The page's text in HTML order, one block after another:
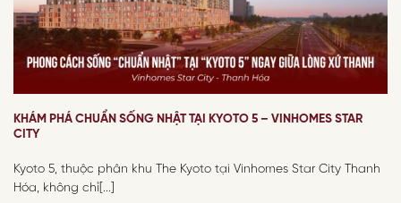
KHÁM PHÁ CHUẨN SỐNG NHẬT TẠI KYOTO 5 – VINHOMES STAR
CITY
Kyoto 5, thuộc phân khu The Kyoto tại Vinhomes Star City Thanh
Hóa, không chỉ[...]